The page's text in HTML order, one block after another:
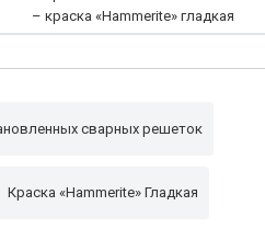
– краска «Hammerite» гладкая
сварных решеток
Краска «Hammerite» Гладкая